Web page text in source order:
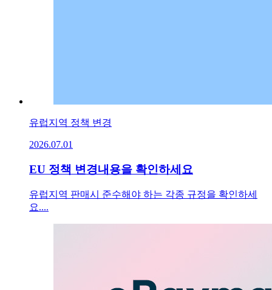
유럽지역 정책 변경
2026.07.01
EU 정책 변경내용을 확인하세요
유럽지역 판매시 준수해야 하는 각종 규정을 확인하세
요....